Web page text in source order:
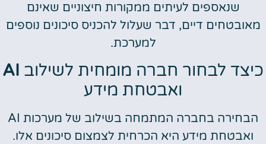
שנאספים לעיתים ממקורות חיצוניים שאינם
מאובטחים דיים, דבר שעלול להכניס סיכונים נוספים
למערכת.
כיצד לבחור חברה מומחית לשילוב AI
ואבטחת מידע
הבחירה בחברה המתמחה בשילוב של מערכות AI
ואבטחת מידע היא הכרחית לצמצום סיכונים אלו.